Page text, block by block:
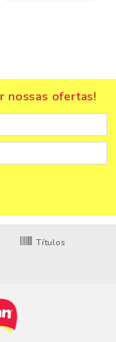
nossas ofertas!
Títulos